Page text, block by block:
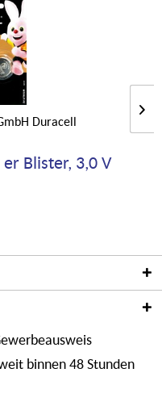
Duracell
Blister, 3,0 V
binnen 48 Stunden